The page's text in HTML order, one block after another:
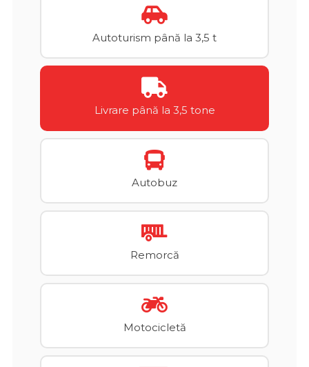
Autoturism până la 3,5 t
Livrare până la 3,5 tone
Autobuz
Remorcă
Motocicletă